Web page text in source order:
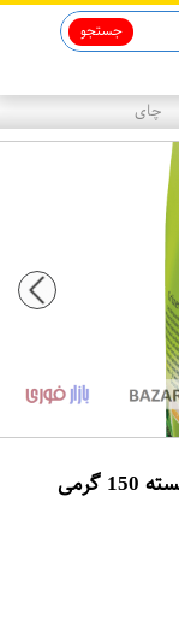
جستجو
چای
چای سبز خالص آلمانی مدل Gruner Tee بسته 150 گرمی